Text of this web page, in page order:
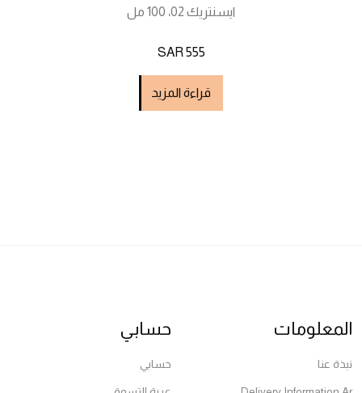
ايسنتريك 02، 100 مل
SAR 555
قراءة المزيد
المعلومات
نبذة عنا
حسابي
حسابي